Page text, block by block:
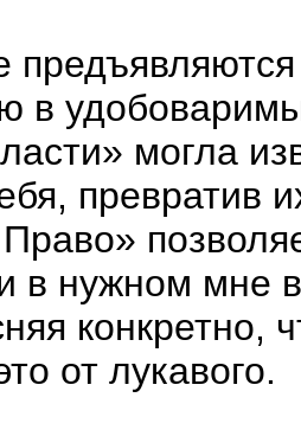
в
могла
превратив
в нужном мне
конкретно,
от лукавого.